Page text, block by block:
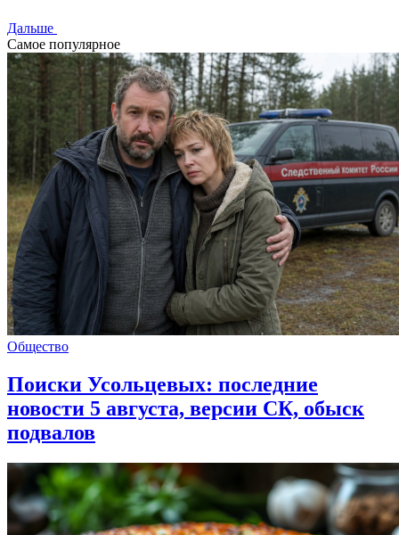
Дальше
Самое популярное
Общество
Поиски Усольцевых: последние
новости 5 августа, версии СК, обыск
подвалов